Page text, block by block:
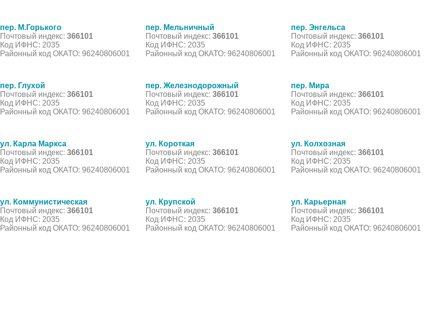
пер. М.Горького
Почтовый индекс: 366101
Код ИФНС: 2035
Районный код ОКАТО: 96240806001
пер. Мельничный
Почтовый индекс: 366101
Код ИФНС: 2035
Районный код ОКАТО: 96240806001
пер. Энгельса
Почтовый индекс: 366101
Код ИФНС: 2035
Районный код ОКАТО: 96240806001
пер. Глухой
Почтовый индекс: 366101
Код ИФНС: 2035
Районный код ОКАТО: 96240806001
пер. Железнодорожный
Почтовый индекс: 366101
Код ИФНС: 2035
Районный код ОКАТО: 96240806001
пер. Мира
Почтовый индекс: 366101
Код ИФНС: 2035
Районный код ОКАТО: 96240806001
ул. Карла Маркса
Почтовый индекс: 366101
Код ИФНС: 2035
Районный код ОКАТО: 96240806001
ул. Короткая
Почтовый индекс: 366101
Код ИФНС: 2035
Районный код ОКАТО: 96240806001
ул. Колхозная
Почтовый индекс: 366101
Код ИФНС: 2035
Районный код ОКАТО: 96240806001
ул. Коммунистическая
Почтовый индекс: 366101
Код ИФНС: 2035
Районный код ОКАТО: 96240806001
ул. Крупской
Почтовый индекс: 366101
Код ИФНС: 2035
Районный код ОКАТО: 96240806001
ул. Карьерная
Почтовый индекс: 366101
Код ИФНС: 2035
Районный код ОКАТО: 96240806001